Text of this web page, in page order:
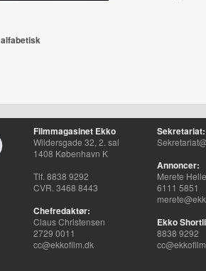
alfabetisk
Filmmagasinet Ekko
Wildersgade 32, 2. sal
1408 København K
Tlf. 8838 9292
CVR. 3468 8443
Chefredaktør:
Claus Christensen
2729 0011
cc@ekkofilm.dk
Sekretariat:
Annoncer:
Merete
6111 5851
Ekko
8838 9292